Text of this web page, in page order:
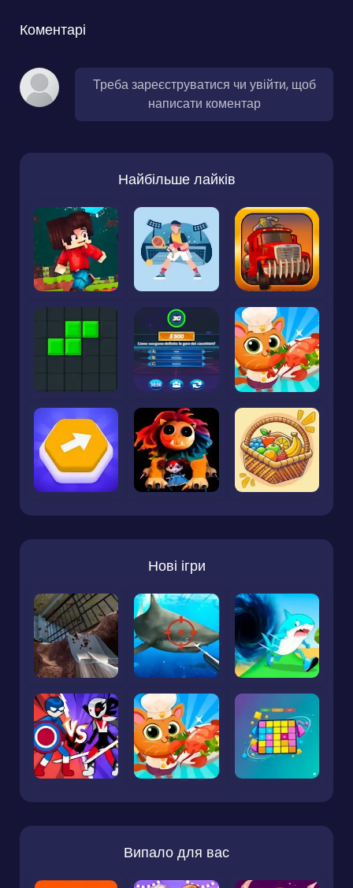
Коментарі
Треба зареєструватися чи увійти, щоб
написати коментар
Найбільше лайків
Нові ігри
Випало для вас